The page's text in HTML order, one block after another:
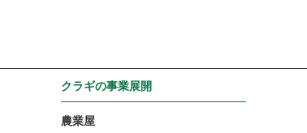
クラギの事業展開
農業屋